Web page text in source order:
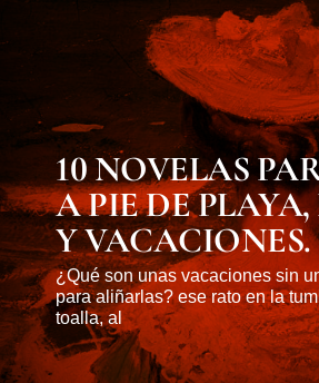
10 NOVELAS
A PIE DE
Y VACACIONES.
¿Qué son unas vacaciones sin
para aliñarlas? ese rato en la
toalla, al